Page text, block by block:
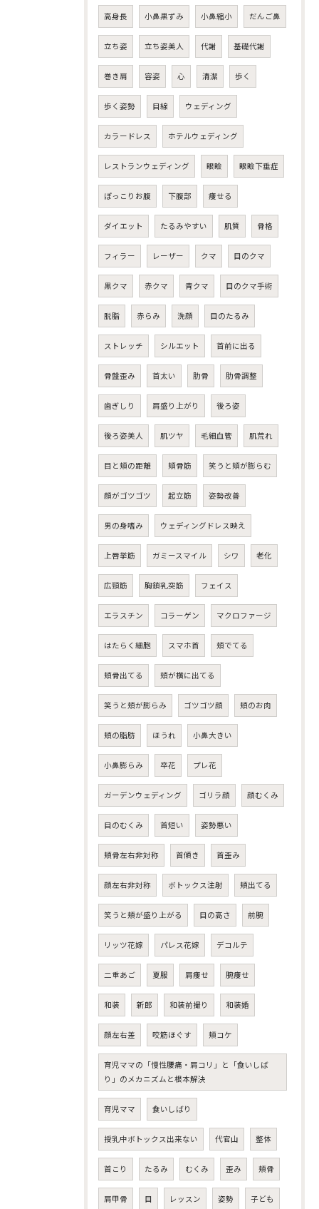
高身長 小鼻黒ずみ 小鼻縮小 だんご鼻
立ち姿 立ち姿美人 代謝 基礎代謝
巻き肩 容姿 心 清潔 歩く
歩く姿勢 目線 ウェディング
カラードレス ホテルウェディング
レストランウェディング 眼瞼 眼瞼下垂症
ぽっこりお腹 下腹部 痩せる
ダイエット たるみやすい 肌質 骨格
フィラー レーザー クマ 目のクマ
黒クマ 赤クマ 青クマ 目のクマ手術
脱脂 赤らみ 洗顔 目のたるみ
ストレッチ シルエット 首前に出る
骨盤歪み 首太い 肋骨 肋骨調整
歯ぎしり 肩盛り上がり 後ろ姿
後ろ姿美人 肌ツヤ 毛細血管 肌荒れ
目と頬の距離 頬骨筋 笑うと頬が膨らむ
顔がゴツゴツ 起立筋 姿勢改善
男の身嗜み ウェディングドレス映え
上唇挙筋 ガミースマイル シワ 老化
広頸筋 胸鎖乳突筋 フェイス
エラスチン コラーゲン マクロファージ
はたらく細胞 スマホ首 頬でてる
頬骨出てる 頬が横に出てる
笑うと頬が膨らみ ゴツゴツ顔 頬のお肉
頬の脂肪 ほうれ 小鼻大きい
小鼻膨らみ 卒花 プレ花
ガーデンウェディング ゴリラ顔 顔むくみ
目のむくみ 首短い 姿勢悪い
頬骨左右非対称 首傾き 首歪み
顔左右非対称 ボトックス注射 頬出てる
笑うと頬が盛り上がる 目の高さ 前腕
リッツ花嫁 パレス花嫁 デコルテ
二重あご 夏服 肩痩せ 腕痩せ
和装 新郎 和装前撮り 和装婚
顔左右差 咬筋ほぐす 頬コケ
育児ママの「慢性腰痛・肩コリ」と「食いしば
り」のメカニズムと根本解決
育児ママ 食いしばり
授乳中ボトックス出来ない 代官山 整体
首こり たるみ むくみ 歪み 頬骨
肩甲骨 目 レッスン 姿勢 子ども